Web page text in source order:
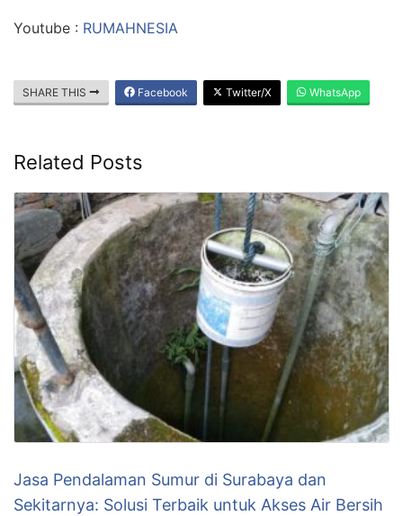
Youtube : RUMAHNESIA
SHARE THIS Facebook Twitter/X WhatsApp
Related Posts
Jasa Pendalaman Sumur di Surabaya dan
Sekitarnya: Solusi Terbaik untuk Akses Air Bersih